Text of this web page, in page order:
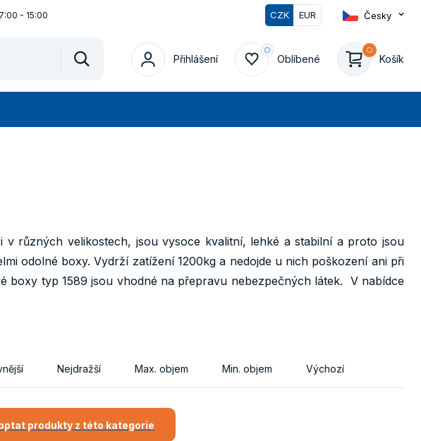
CZK EUR Česky
Vyhledat
Přihlášení Oblíbené Košík
- 15:00
v různých velikostech, jsou vysoce kvalitní, lehké a stabilní a proto jsou
odolné boxy. Vydrží zatížení 1200kg a nedojde u nich poškození ani při
boxy typ 1589 jsou vhodné na přepravu nebezpečných látek. V nabídce
Nejdražší Max. objem Min. objem Výchozí
produkty z této kategorie